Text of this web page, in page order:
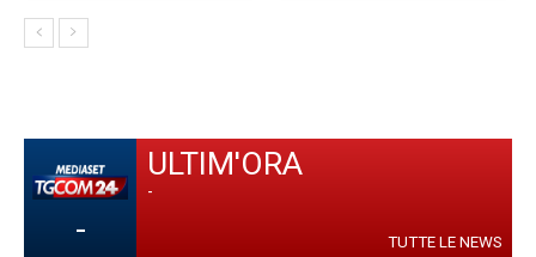
-
ULTIM'ORA
-
TUTTE LE NEWS